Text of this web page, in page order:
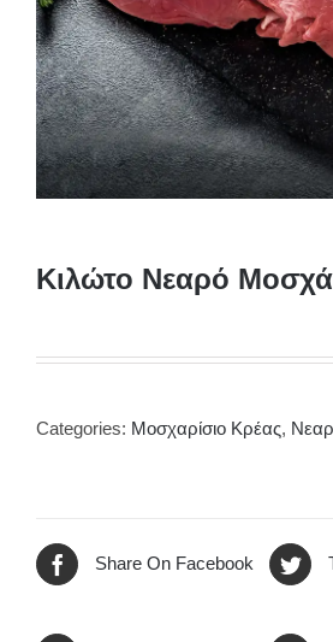
Κιλώτο Νεαρό
Categories: Μοσχαρίσιο Κρέας,
Share On Facebook